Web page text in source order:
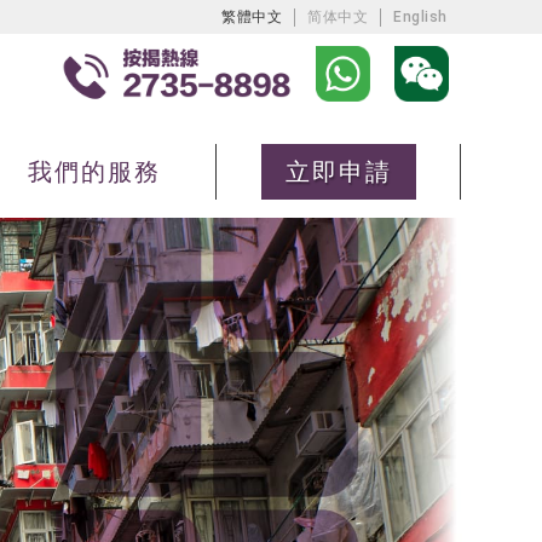
繁體中文 简体中文 English
我們的服務 立即申請